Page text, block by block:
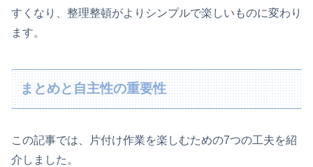
すくなり、整理整頓がよりシンプルで楽しいものに変わり
ます。
まとめと自主性の重要性
この記事では、片付け作業を楽しむための7つの工夫を紹
介しました。